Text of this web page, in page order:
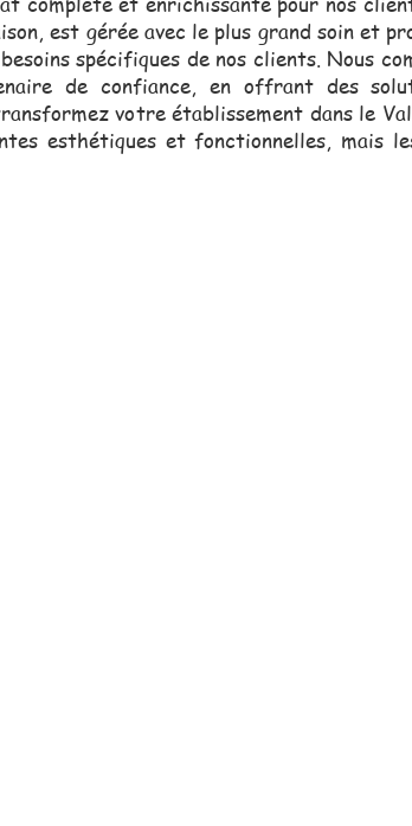
est gérée avec le plus grand soin et
spécifiques de nos clients. Nous
de confiance, en offrant des
votre établissement dans le
esthétiques et fonctionnelles, mais